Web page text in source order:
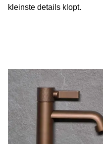
kleinste details klopt.